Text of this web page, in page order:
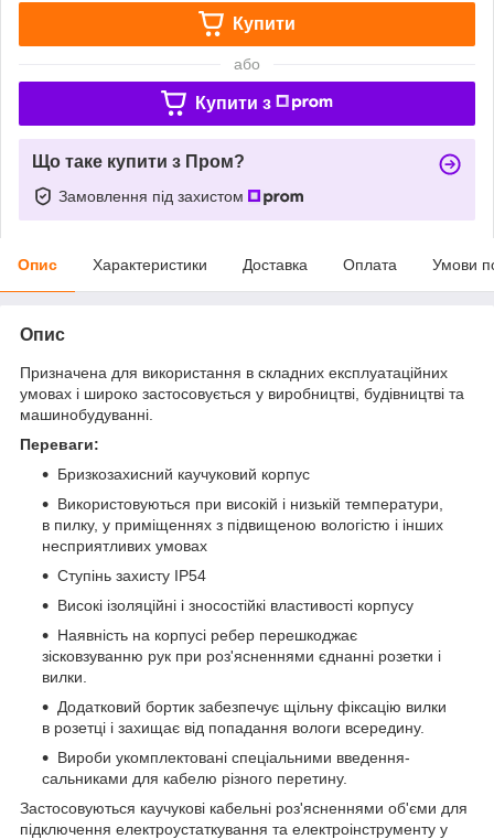
Купити
або
Купити з
Що таке купити з Пром?
Замовлення під захистом
Опис Характеристики Доставка Оплата Умови
Опис
Призначена для використання в складних експлуатаційних
умовах і широко застосовується у виробництві, будівництві та
машинобудуванні.
Переваги:
Бризкозахисний каучуковий корпус
Використовуються при високій і низькій температури,
в пилку, у приміщеннях з підвищеною вологістю і інших
несприятливих умовах
Ступінь захисту IP54
Високі ізоляційні і зносостійкі властивості корпусу
Наявність на корпусі ребер перешкоджає
зісковзуванню рук при роз'ясненнями єднанні розетки і
вилки.
Додатковий бортик забезпечує щільну фіксацію вилки
в розетці і захищає від попадання вологи всередину.
Вироби укомплектовані спеціальними введення-
сальниками для кабелю різного перетину.
Застосовуються каучукові кабельні роз'ясненнями об'єми для
підключення електроустаткування та електроінструменту у